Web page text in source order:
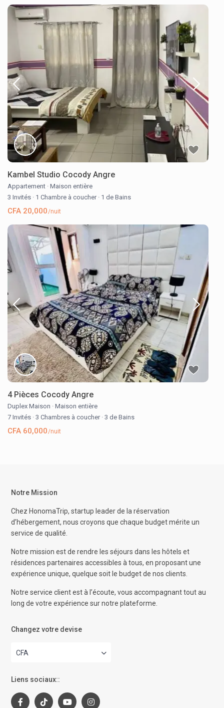
Kambel Studio Cocody Angre
Appartement · Maison entière
3 Invités · 1 Chambre à coucher · 1 de Bains
CFA 20,000/nuit
4 Pièces Cocody Angre
Duplex Maison · Maison entière
7 Invités · 3 Chambres à coucher · 3 de Bains
CFA 60,000/nuit
Notre Mission
Chez HonomaTrip, startup leader de la réservation
d’hébergement, nous croyons que chaque budget mérite un
service de qualité.
Notre mission est de rendre les séjours dans les hôtels et
résidences partenaires accessibles à tous, en proposant une
expérience unique, quelque soit le budget de nos clients.
Notre service client est à l’écoute, vous accompagnant tout au
long de votre expérience sur notre plateforme.
Changez votre devise
CFA
Liens sociaux::